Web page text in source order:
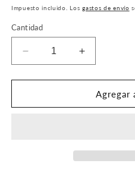
habitual
Impuesto incluido. Losgastos de envío
Cantidad
Reducir
cantidad
para
wc
Aumentar
cantidad
para
Portarollos
wc
Agregar